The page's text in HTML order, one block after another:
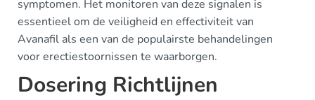
symptomen. Het monitoren van deze signalen is
essentieel om de veiligheid en effectiviteit van
Avanafil als een van de populairste behandelingen
voor erectiestoornissen te waarborgen.
Dosering Richtlijnen